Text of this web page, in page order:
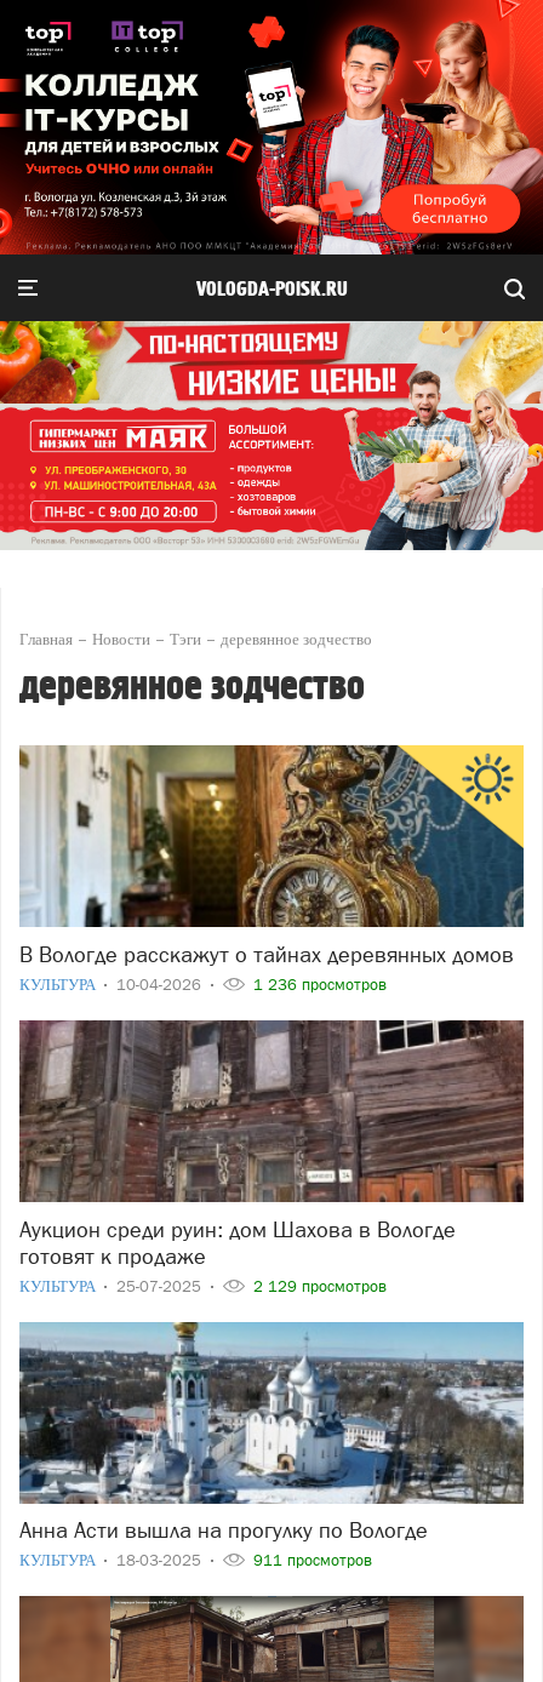
VOLOGDA-POISK.RU
Главная Новости Тэги деревянное зодчество
деревянное зодчество
В Вологде расскажут о тайнах деревянных домов
КУЛЬТУРА 10-04-2026 1 236 просмотров
Аукцион среди руин: дом Шахова в Вологде
готовят к продаже
КУЛЬТУРА 25-07-2025 2 129 просмотров
Анна Асти вышла на прогулку по Вологде
КУЛЬТУРА 18-03-2025 911 просмотров